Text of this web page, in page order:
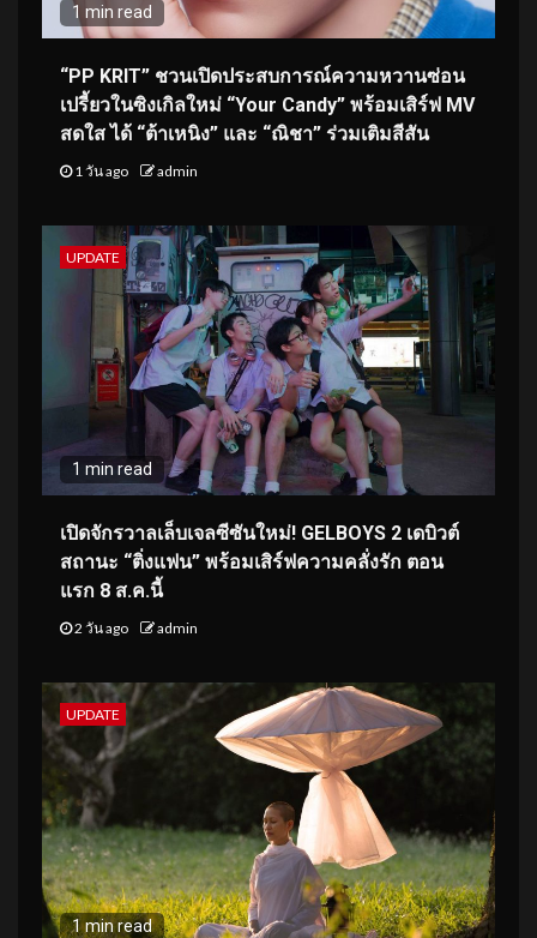
1 min read
“PP KRIT” ชวนเปิดประสบการณ์ความหวานซ่อน
เปรี้ยวในซิงเกิลใหม่ “Your Candy” พร้อมเสิร์ฟ MV
สดใส ได้ “ต้าเหนิง” และ “ณิชา” ร่วมเติมสีสัน
1 วัน ago admin
UPDATE
1 min read
เปิดจักรวาลเล็บเจลซีซันใหม่! GELBOYS 2 เดบิวต์
สถานะ “ติ่งแฟน” พร้อมเสิร์ฟความคลั่งรัก ตอน
แรก 8 ส.ค.นี้
2 วัน ago admin
UPDATE
1 min read